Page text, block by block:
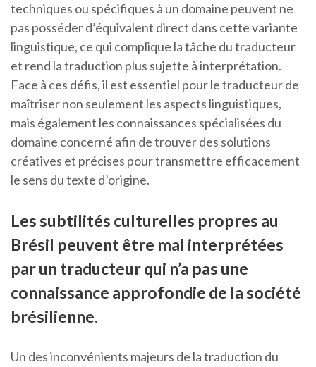
techniques ou spécifiques à un domaine peuvent ne
pas posséder d’équivalent direct dans cette variante
linguistique, ce qui complique la tâche du traducteur
et rend la traduction plus sujette à interprétation.
Face à ces défis, il est essentiel pour le traducteur de
maîtriser non seulement les aspects linguistiques,
mais également les connaissances spécialisées du
domaine concerné afin de trouver des solutions
créatives et précises pour transmettre efficacement
le sens du texte d’origine.
Les subtilités culturelles propres au
Brésil peuvent être mal interprétées
par un traducteur qui n’a pas une
connaissance approfondie de la société
brésilienne.
Un des inconvénients majeurs de la traduction du